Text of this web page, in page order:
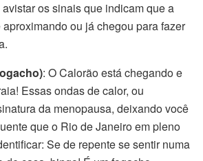
os sinais que indicam que a
ou já chegou para fazer
: O Calorão está chegando e
Essas ondas de calor, ou
da menopausa, deixando você
que o Rio de Janeiro em pleno
Se de repente se sentir numa